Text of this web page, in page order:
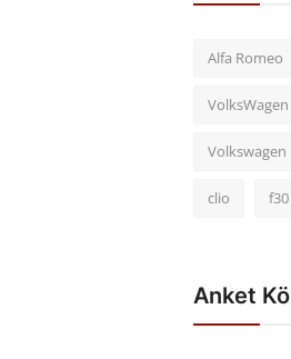
Alfa Romeo
VolksWagen
Volkswagen
clio f30
Anket